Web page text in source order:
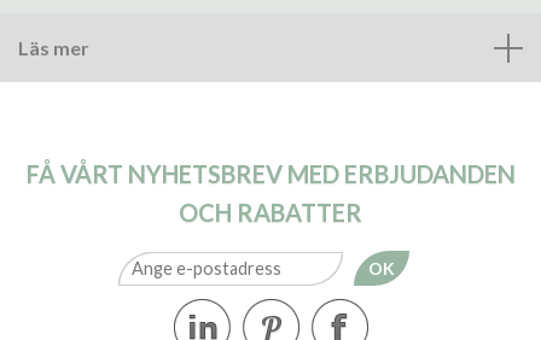
Läs mer
FÅ VÅRT NYHETSBREV MED ERBJUDANDEN
OCH RABATTER
OK